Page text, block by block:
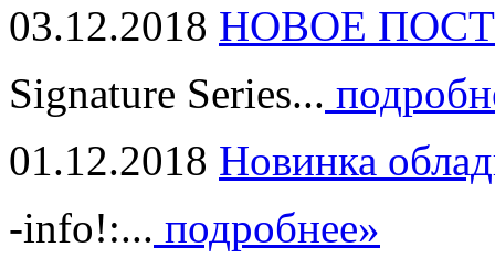
03.12.2018 НОВОЕ
Signature Series...
01.12.2018 Новинка
-info!:... подробнее»